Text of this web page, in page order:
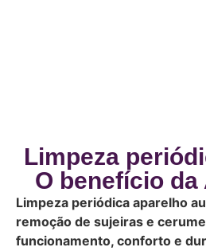
Limpeza
O benefício
Limpeza periódica aparelho
remoção de sujeiras e
funcionamento, conforto e